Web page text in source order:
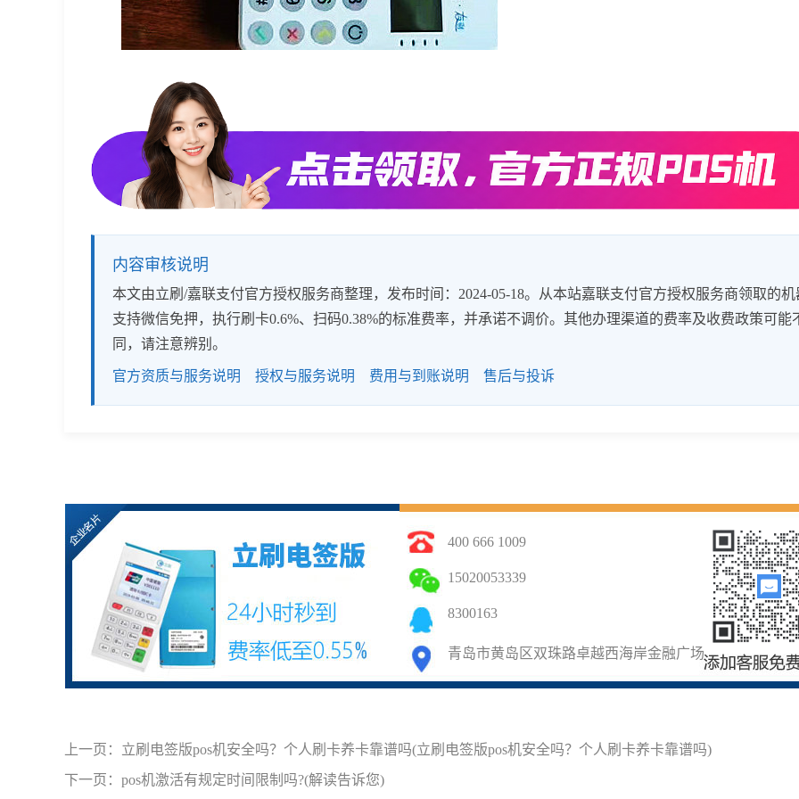
内容审核说明
本文由立刷/嘉联支付官方授权服务商整理，发布时间：2024-05-18。从本站嘉联支付官方授权服务商领取的机
支持微信免押，执行刷卡0.6%、扫码0.38%的标准费率，并承诺不调价。其他办理渠道的费率及收费政策可能
同，请注意辨别。
官方资质与服务说明 授权与服务说明 费用与到账说明 售后与投诉
400 666 1009
15020053339
8300163
青岛市黄岛区双珠路卓越西海岸金融广场
上一页： 立刷电签版pos机安全吗？个人刷卡养卡靠谱吗(立刷电签版pos机安全吗？个人刷卡养卡靠谱吗)
下一页： pos机激活有规定时间限制吗?(解读告诉您)